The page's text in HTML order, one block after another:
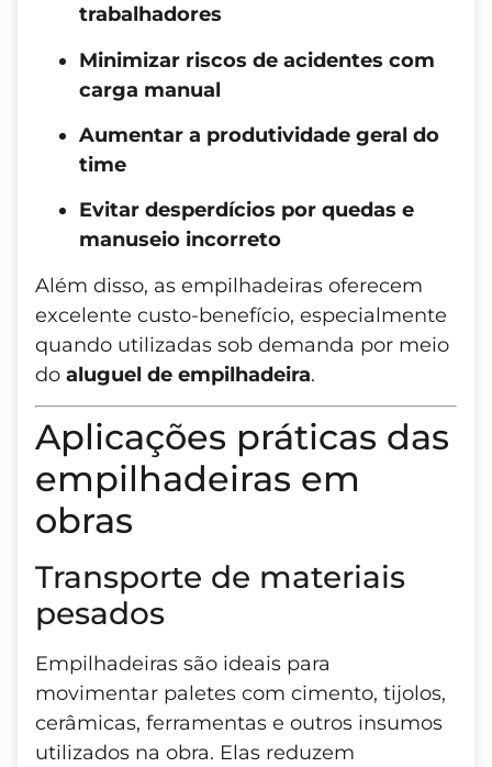
trabalhadores
Minimizar riscos de acidentes com
carga manual
Aumentar a produtividade geral do
time
Evitar desperdícios por quedas e
manuseio incorreto
Além disso, as empilhadeiras oferecem
excelente custo-benefício, especialmente
quando utilizadas sob demanda por meio
do aluguel de empilhadeira.
Aplicações práticas das
empilhadeiras em
obras
Transporte de materiais
pesados
Empilhadeiras são ideais para
movimentar paletes com cimento, tijolos,
cerâmicas, ferramentas e outros insumos
utilizados na obra. Elas reduzem